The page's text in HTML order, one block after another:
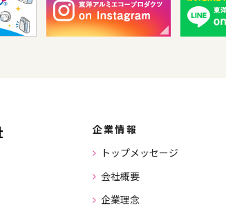
企業情報
トップメッセージ
会社概要
企業理念